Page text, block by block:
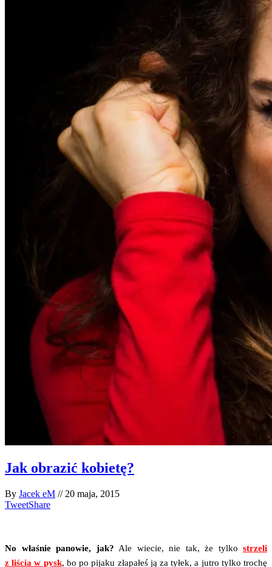
Jak obrazić kobietę?
By Jacek eM // 20 maja, 2015
TweetShare
No wła­śnie pano­wie, jak? Ale wie­cie, nie tak, że tyl­ko strze­li
z liścia w pysk, bo po pija­ku zła­pa­łeś ją za tyłek, a jutro tyl­ko tro­chę